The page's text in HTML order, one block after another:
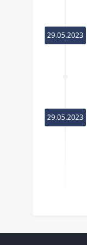
29.05.2023
29.05.2023